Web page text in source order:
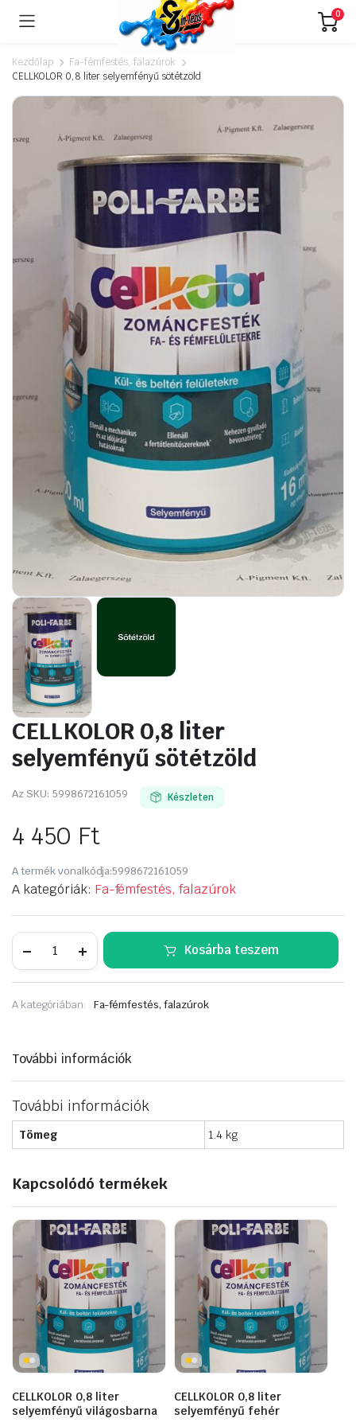
0
Kezdőlap
Fa-fémfestés, falazúrok
CELLKOLOR 0,8 liter selyemfényű sötétzöld
CELLKOLOR 0,8 liter
selyemfényű sötétzöld
Az SKU: 5998672161059 Készleten
4 450 Ft
A termék vonalkódja:5998672161059
A kategóriák: Fa-fémfestés, falazúrok
0,8
selyemfényű
mennyiség
Kosárba teszem
A kategóriában: Fa-fémfestés, falazúrok
További információk
További információk
Tömeg 1.4 kg
Kapcsolódó termékek
CELLKOLOR 0,8 liter
selyemfényű világosbarna
CELLKOLOR 0,8 liter
selyemfényű fehér